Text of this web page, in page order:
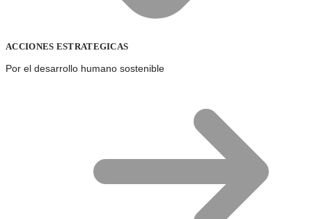
ACCIONES ESTRATEGICAS
Por el desarrollo humano sostenible